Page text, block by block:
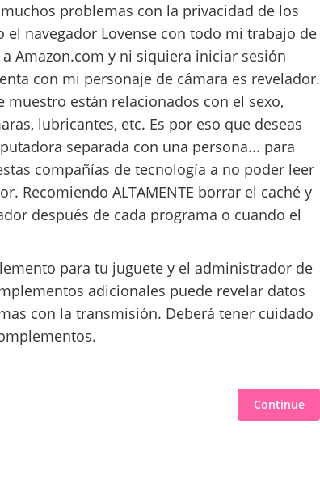
problemas con la privacidad de los
el navegador Lovense con todo mi trabajo de
Amazon.com y ni siquiera iniciar sesión
con mi personaje de cámara es revelador.
muestro están relacionados con el sexo,
lubricantes, etc. Es por eso que deseas
separada con una persona... para
compañías de tecnología a no poder leer
Recomiendo ALTAMENTE borrar el caché y
después de cada programa o cuando el
para tu juguete y el administrador de
adicionales puede revelar datos
con la transmisión. Deberá tener cuidado
Continue